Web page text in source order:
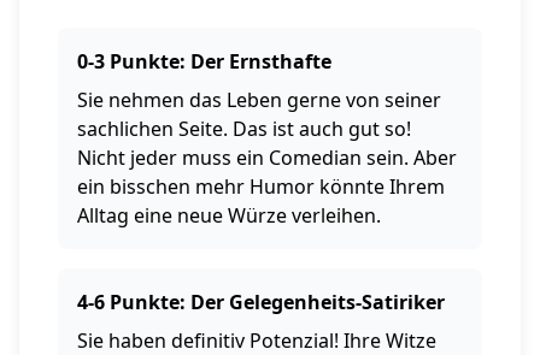
0-3 Punkte: Der Ernsthafte
Sie nehmen das Leben gerne von seiner
sachlichen Seite. Das ist auch gut so!
Nicht jeder muss ein Comedian sein. Aber
ein bisschen mehr Humor könnte Ihrem
Alltag eine neue Würze verleihen.
4-6 Punkte: Der Gelegenheits-Satiriker
Sie haben definitiv Potenzial! Ihre Witze